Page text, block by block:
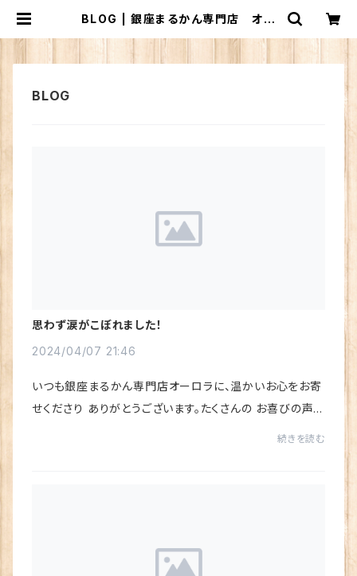
BLOG | 銀座まるかん専門店 オー
思わず涙がこぼれました！
2024/04/07 21:46
いつも銀座まるかん専門店オーロラに、温かいお心をお寄
せくださり ありがとうございます。たくさんの お喜びの声を
続きを読む